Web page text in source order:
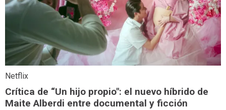
Netflix
Crítica de “Un hijo propio": el nuevo híbrido de
Maite Alberdi entre documental y ficción